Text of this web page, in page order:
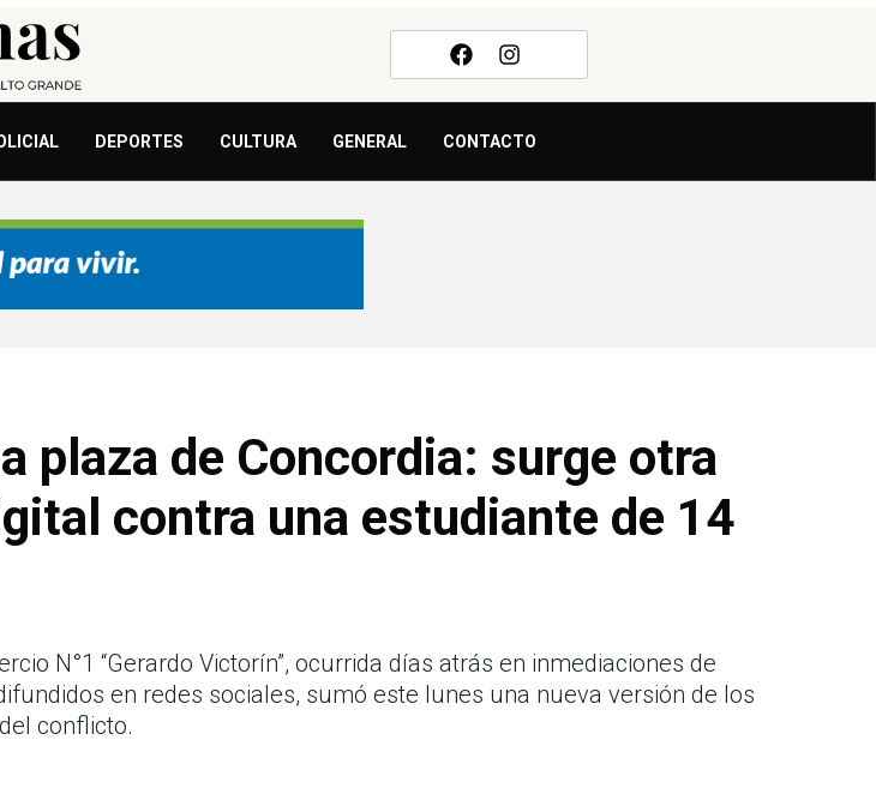
DEPORTES CULTURA GENERAL CONTACTO
plaza de Concordia: surge otra
contra una estudiante de 14
N°1 “Gerardo Victorín”, ocurrida días atrás en inmediaciones de
en redes sociales, sumó este lunes una nueva versión de los
conflicto.